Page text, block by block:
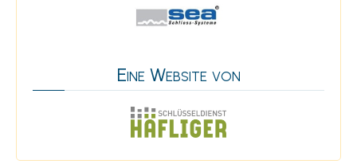
Eine Website von